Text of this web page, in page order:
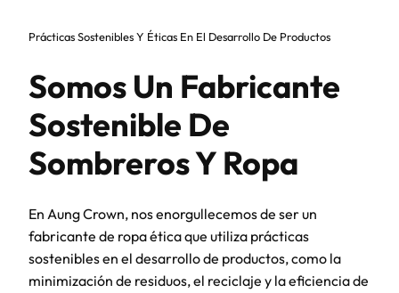
Prácticas Sostenibles Y Éticas En El Desarrollo De Productos
Somos Un Fabricante
Sostenible De
Sombreros Y Ropa
En Aung Crown, nos enorgullecemos de ser un
fabricante de ropa ética que utiliza prácticas
sostenibles en el desarrollo de productos, como la
minimización de residuos, el reciclaje y la eficiencia de